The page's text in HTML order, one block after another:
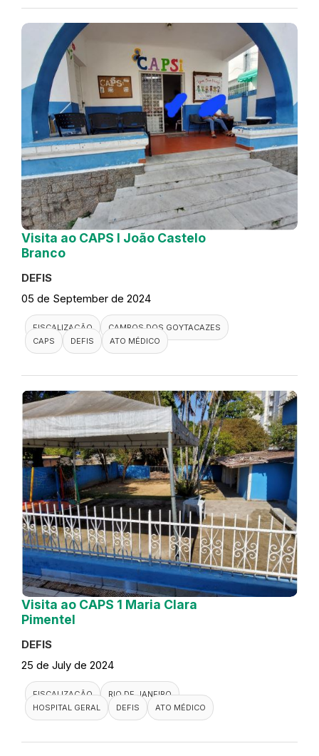
Visita ao CAPS I João Castelo
Branco
DEFIS
05 de September de 2024
FISCALIZAÇÃO
CAMPOS DOS GOYTACAZES
CAPS
DEFIS ATO MÉDICO
Visita ao CAPS 1 Maria Clara
Pimentel
DEFIS
25 de July de 2024
FISCALIZAÇÃO
RIO DE JANEIRO
HOSPITAL GERAL
DEFIS ATO MÉDICO